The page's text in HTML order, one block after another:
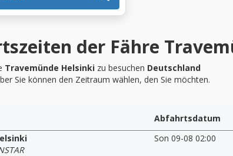
der Fähre
Travemünde Helsinki zu besuchen Deutschland
Sie können den Zeitraum wählen, den Sie möchten.
Abfahrtsdatum
Son 09-08 02:00